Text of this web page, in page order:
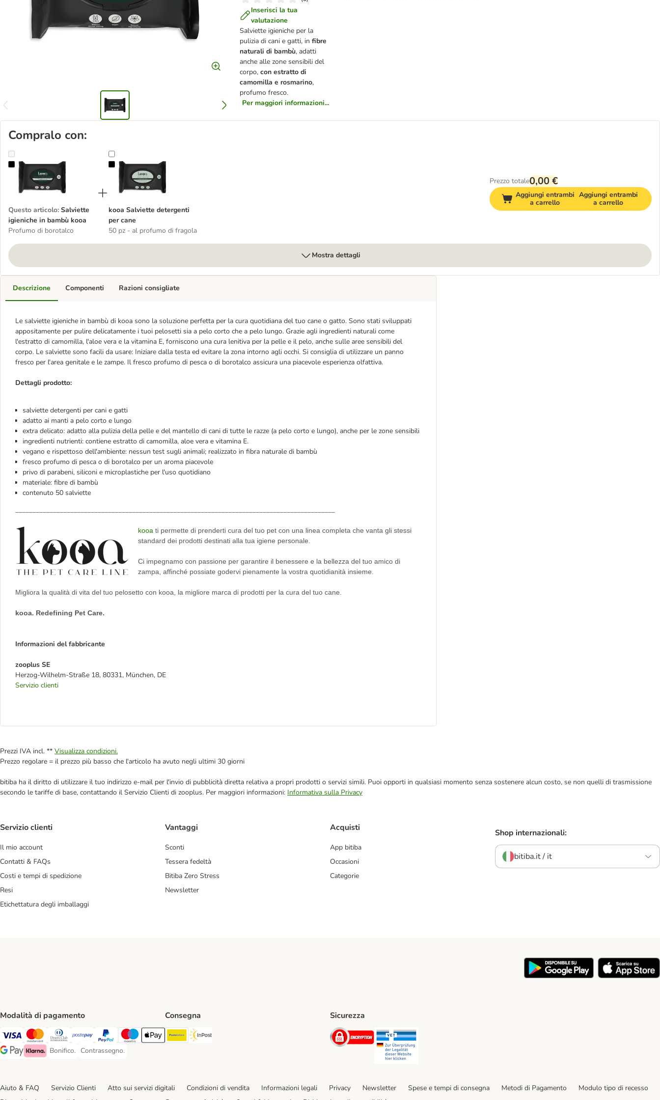
Inserisci la tua
valutazione
Salviette igieniche per la
pulizia di cani e gatti, in fibre
naturali di bambù, adatti
anche alle zone sensibili del
corpo,con estratto di
camomilla e rosmarino,
profumo fresco.
Per maggiori informazioni...
Compralo con:
Salviette igieniche in bambù kooa
Questo articolo: Salviette
igieniche in bambù kooa
Profumo di borotalco
kooa Salviette detergenti per cane
kooa Salviette detergenti
per cane
50 pz - al profumo di fragola
Prezzo totale0,00 €
Aggiungi entrambi
a carrello
Aggiungi entrambi
a carrello
Mostra dettagli
Descrizione
Le salviette igieniche in bambù di kooa sono la soluzione perfetta per la cura quotidiana del tuo cane o gatto. Sono stati sviluppati
appositamente per pulire delicatamente i tuoi pelosetti sia a pelo corto che a pelo lungo. Grazie agli ingredienti naturali come
l'estratto di camomilla, l'aloe vera e la vitamina E, forniscono una cura lenitiva per la pelle e il pelo, anche sulle aree sensibili del
corpo. Le salviette sono facili da usare: Iniziare dalla testa ed evitare la zona intorno agli occhi. Si consiglia di utilizzare un panno
fresco per l'area genitale e le zampe. Il fresco profumo di pesca o di borotalco assicura una piacevole esperienza olfattiva.
Dettagli prodotto:
salviette detergenti per cani e gatti
adatto ai manti a pelo corto e lungo
extra delicato: adatto alla pulizia della pelle e del mantello di cani di tutte le razze (a pelo corto e lungo), anche per le zone sensibili
ingredienti nutrienti: contiene estratto di camomilla, aloe vera e vitamina E.
vegano e rispettoso dell'ambiente: nessun test sugli animali; realizzato in fibra naturale di bambù
fresco profumo di pesca o di borotalco per un aroma piacevole
privo di parabeni, siliconi e microplastiche per l'uso quotidiano
materiale: fibre di bambù
contenuto 50 salviette
_____________________________________________________________________________________________
kooa ti permette di prenderti cura del tuo pet con una linea completa che vanta gli stessi
standard dei prodotti destinati alla tua igiene personale.
Ci impegnamo con passione per garantire il benessere e la bellezza del tuo amico di
zampa, affinché possiate godervi pienamente la vostra quotidianità insieme.
Migliora la qualità di vita del tuo pelosetto con kooa, la migliore marca di prodotti per la cura del tuo cane.
kooa. Redefining Pet Care.
Informazioni del fabbricante
zooplus SE
Herzog-Wilhelm-Straße 18, 80331, München, DE
Servizio clienti
Componenti Razioni consigliate
Prezzi IVA incl. ** Visualizza condizioni.
Prezzo regolare = il prezzo più basso che l'articolo ha avuto negli ultimi 30 giorni
bitiba ha il diritto di utilizzare il tuo indirizzo e-mail per l'invio di pubblicità diretta relativa a propri prodotti o servizi simili. Puoi opporti in qualsiasi momento senza sostenere alcun costo, se non quelli di trasmissione
secondo le tariffe di base, contattando il Servizio Clienti di zooplus. Per maggiori informazioni: Informativa sulla Privacy
Servizio clienti
Il mio account
Contatti & FAQs
Costi e tempi di spedizione
Resi
Etichettatura degli imballaggi
Vantaggi
Sconti
Tessera fedeltà
Bitiba Zero Stress
Newsletter
Acquisti
App bitiba
Occasioni
Categorie
Shop internazionali:
bitiba.it / it
Modalità di pagamento
Visa. Payment Method
Mastercard. Payment Method
Diners Club. Payment Method
Postepay. Payment Method
PayPal. Payment Method
Maestro. Payment Method
Apple pay. Payment Method
Google Pay Payment Method
Klarna Payment Method
Bonifico.
Bonifico. Payment Method
Contrassegno.
Contrassegno. Payment Method
Consegna
Poste Italiane. Shipping Method
Sicurezza
Security
Aiuto & FAQ Servizio Clienti Atto sui servizi digitali Condizioni di vendita Informazioni legali Privacy Newsletter Spese e tempi di consegna Metodi di Pagamento
Modulo tipo di recesso